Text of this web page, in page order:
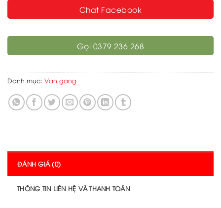
Chat Facebook
Gọi 0379 236 268
Danh mục: Van gang
ĐÁNH GIÁ (0)
THÔNG TIN LIÊN HỆ VÀ THANH TOÁN